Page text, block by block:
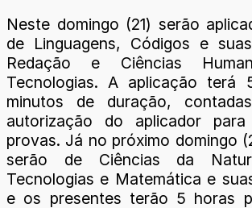
Neste domingo (21) serão
de Linguagens, Códigos e
Redação e Ciências
Tecnologias. A aplicação
minutos de duração,
autorização do aplicador
provas. Já no próximo domingo
serão de Ciências da
Tecnologias e Matemática e
e os presentes terão 5 horas